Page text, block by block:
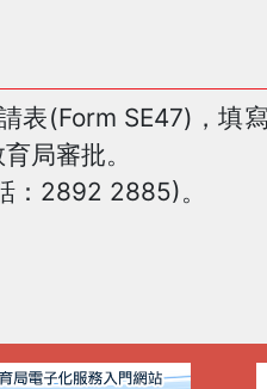
表(Form SE47)，填
局審批。
：2892 2885)。